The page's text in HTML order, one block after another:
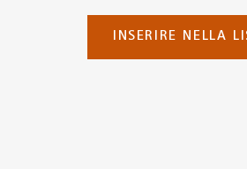
INSERIRE NELLA